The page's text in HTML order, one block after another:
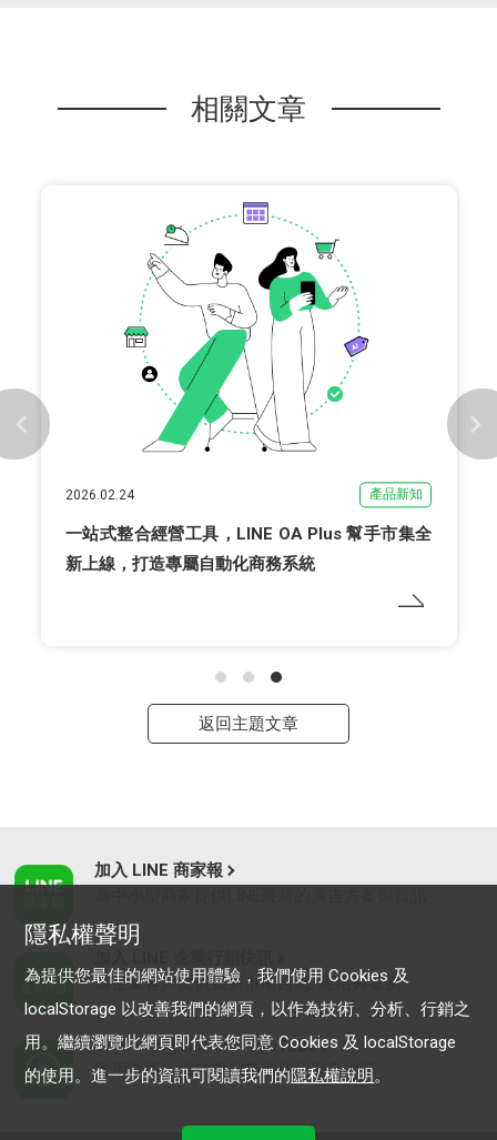
相關文章
2026.02.24 產品新知
一站式整合經營工具，LINE OA Plus 幫手市集全
新上線，打造專屬自動化商務系統
返回主題文章
加入 LINE 商家報
為企業客戶提供最新市場趨勢, 應用與案例
LINE Biz-Solutions YouTube
實用教學、成功案例等多樣化影音內容
隱私權聲明
為提供您最佳的網站使用體驗，我們使用 Cookies 及
localStorage 以改善我們的網頁，以作為技術、分析、行銷之
用。繼續瀏覽此網頁即代表您同意 Cookies 及 localStorage
的使用。進一步的資訊可閱讀我們的隱私權說明。